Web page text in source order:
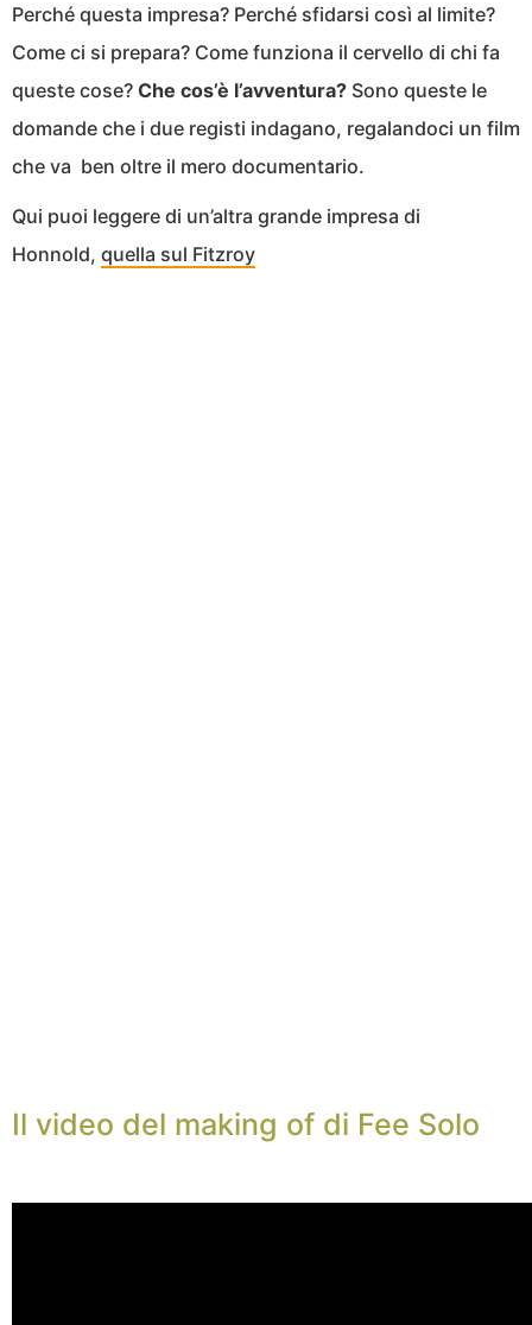
Perché questa impresa? Perché sfidarsi così al limite?
Come ci si prepara? Come funziona il cervello di chi fa
queste cose? Che cos’è l’avventura? Sono queste le
domande che i due registi indagano, regalandoci un film
che va ben oltre il mero documentario.
Qui puoi leggere di un’altra grande impresa di
Honnold, quella sul Fitzroy
Il video del making of di Fee Solo